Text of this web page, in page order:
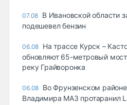
07.08 В Ивановской области
подешевел бензин
06.08 На трассе Курск –
обновляют 65-метровый
реку Грайворонка
06.08 Во Фрунзенском районе
Владимира МАЗ протаранил